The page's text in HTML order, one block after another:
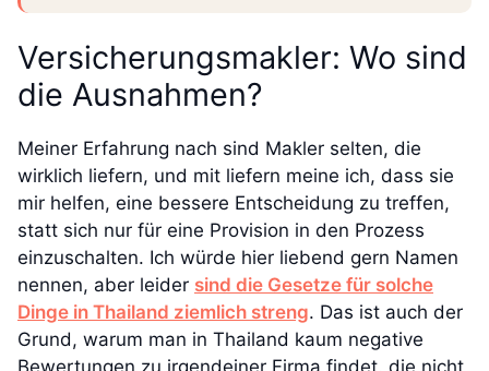
Versicherungsmakler: Wo sind
die Ausnahmen?
Meiner Erfahrung nach sind Makler selten, die
wirklich liefern, und mit liefern meine ich, dass sie
mir helfen, eine bessere Entscheidung zu treffen,
statt sich nur für eine Provision in den Prozess
einzuschalten. Ich würde hier liebend gern Namen
nennen, aber leider sind die Gesetze für solche
Dinge in Thailand ziemlich streng. Das ist auch der
Grund, warum man in Thailand kaum negative